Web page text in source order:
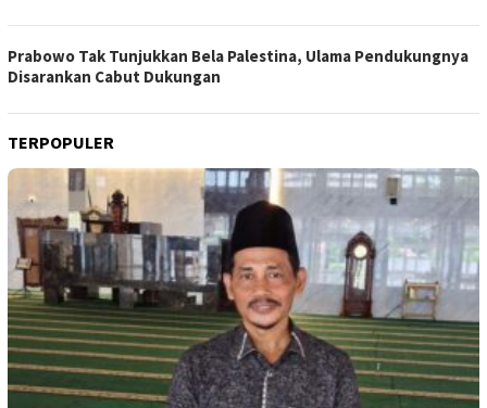
Prabowo Tak Tunjukkan Bela Palestina, Ulama Pendukungnya
Disarankan Cabut Dukungan
TERPOPULER